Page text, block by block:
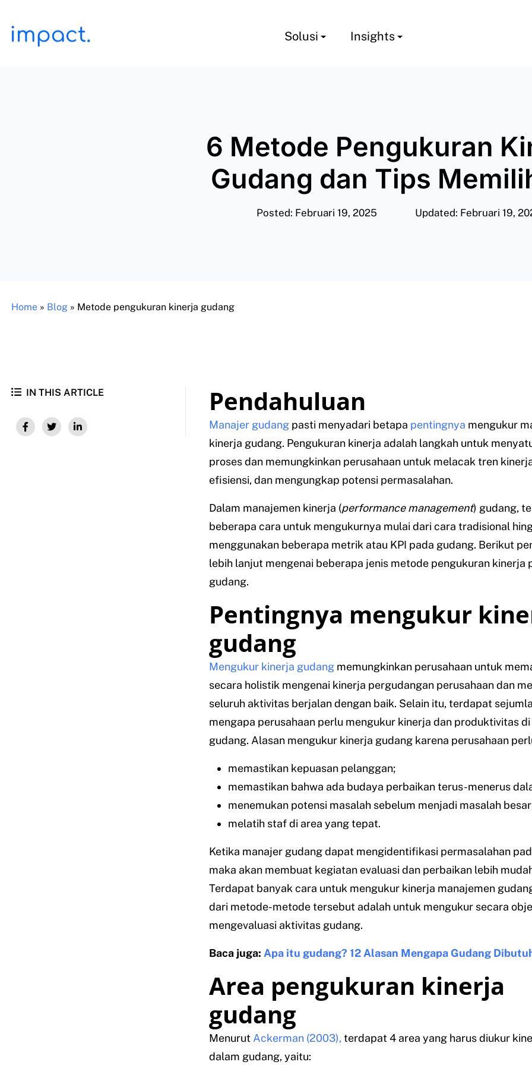
Solusi Insights
6 Metode Pengukuran
Gudang dan Tips
Posted: Februari 19, 2025 Updated: Februari 19,
Home » Blog » Metode pengukuran kinerja gudang
IN THIS ARTICLE Pendahuluan
Manajer gudangpasti menyadari betapa pentingnya mengukur
kinerja gudang. Pengukuran kinerja adalah langkah untuk
proses dan memungkinkan perusahaan untuk melacak tren
efisiensi, dan mengungkap potensi permasalahan.
Dalam manajemen kinerja (performance management) gudang,
beberapa cara untuk mengukurnya mulai dari cara tradisional
menggunakan beberapa metrik atau KPI pada gudang. Berikut
lebih lanjut mengenai beberapa jenis metode pengukuran kinerja
gudang.
Pentingnya mengukur
gudang
Mengukur kinerja gudangmemungkinkan perusahaan untuk
secara holistik mengenai kinerja pergudangan perusahaan dan
seluruh aktivitas berjalan dengan baik. Selain itu, terdapat
mengapa perusahaan perlu mengukur kinerja dan produktivitas
gudang. Alasan mengukur kinerja gudang karena perusahaan
memastikan kepuasan pelanggan;
memastikan bahwa ada budaya perbaikan terus-menerus
menemukan potensi masalah sebelum menjadi masalah
melatih staf di area yang tepat.
Ketika manajer gudang dapat mengidentifikasi permasalahan
maka akan membuat kegiatan evaluasi dan perbaikan lebih
Terdapat banyak cara untuk mengukur kinerja manajemen
dari metode-metode tersebut adalah untuk mengukur secara
mengevaluasi aktivitas gudang.
Baca juga: Apa itu gudang? 12 Alasan Mengapa Gudang
Area pengukuran kinerja
gudang
Menurut Ackerman (2003), terdapat 4 area yang harus diukur
dalam gudang, yaitu: